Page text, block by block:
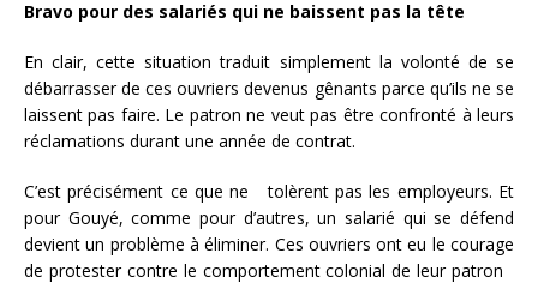
Bravo pour des salariés qui ne baissent pas la tête
En clair, cette situation traduit simplement la volonté de se
débarrasser de ces ouvriers devenus gênants parce qu’ils ne se
laissent pas faire. Le patron ne veut pas être confronté à leurs
réclamations durant une année de contrat.
C’est précisément ce que ne tolèrent pas les employeurs. Et
pour Gouyé, comme pour d’autres, un salarié qui se défend
devient un problème à éliminer. Ces ouvriers ont eu le courage
de protester contre le comportement colonial de leur patron